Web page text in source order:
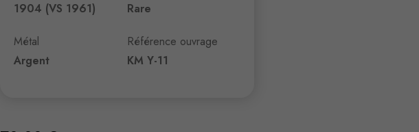
1904 (VS 1961)
Métal
Argent
Rare
Référence ouvrage
KM Y-11